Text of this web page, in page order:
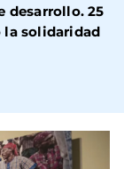
desarrollo. 25
la solidaridad